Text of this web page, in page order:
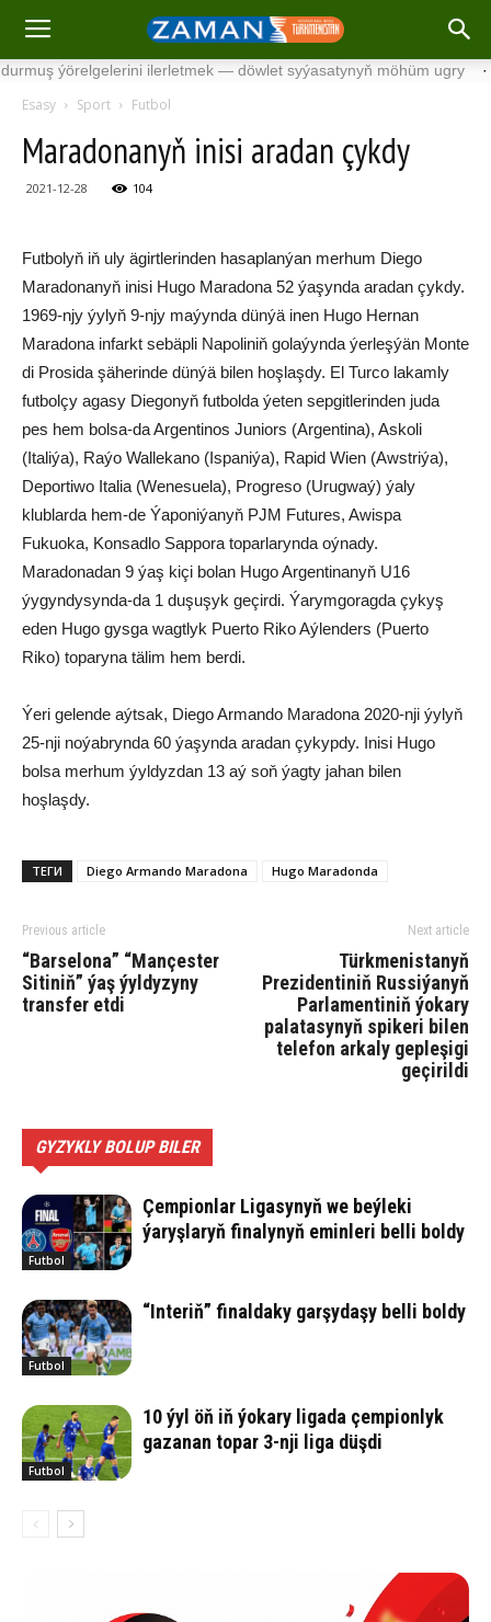
ýörelgelerini ilerletmek — döwlet syýasatynyň möhüm ugry ·
Esasy Sport Futbol
Maradonanyň inisi aradan çykdy
2021-12-28 104
Futbolyň iň uly ägirtlerinden hasaplanýan merhum Diego
Maradonanyň inisi Hugo Maradona 52 ýaşynda aradan çykdy.
1969-njy ýylyň 9-njy maýynda dünýä inen Hugo Hernan
Maradona infarkt sebäpli Napoliniň golaýynda ýerleşýän Monte
di Prosida şäherinde dünýä bilen hoşlaşdy. El Turco lakamly
futbolçy agasy Diegonyň futbolda ýeten sepgitlerinden juda
pes hem bolsa-da Argentinos Juniors (Argentina), Askoli
(Italiýa), Raýo Wallekano (Ispaniýa), Rapid Wien (Awstriýa),
Deportiwo Italia (Wenesuela), Progreso (Urugwaý) ýaly
klublarda hem-de Ýaponiýanyň PJM Futures, Awispa
Fukuoka, Konsadlo Sappora toparlarynda oýnady.
Maradonadan 9 ýaş kiçi bolan Hugo Argentinanyň U16
ýygyndysynda-da 1 duşuşyk geçirdi. Ýarymgoragda çykyş
eden Hugo gysga wagtlyk Puerto Riko Aýlenders (Puerto
Riko) toparyna tälim hem berdi.
Ýeri gelende aýtsak, Diego Armando Maradona 2020-nji ýylyň
25-nji noýabrynda 60 ýaşynda aradan çykypdy. Inisi Hugo
bolsa merhum ýyldyzdan 13 aý soň ýagty jahan bilen
hoşlaşdy.
ТЕГИ Diego Armando Maradona Hugo Maradonda
Previous article
“Barselona” “Mançester
Sitiniň” ýaş ýyldyzyny
transfer etdi
Next article
Türkmenistanyň
Prezidentiniň Russiýanyň
Parlamentiniň ýokary
palatasynyň spikeri bilen
telefon arkaly gepleşigi
geçirildi
GYZYKLY BOLUP BILER
Futbol
Çempionlar Ligasynyň we beýleki
ýaryşlaryň finalynyň eminleri belli boldy
Futbol
“Interiň” finaldaky garşydaşy belli boldy
Futbol
10 ýyl öň iň ýokary ligada çempionlyk
gazanan topar 3-nji liga düşdi